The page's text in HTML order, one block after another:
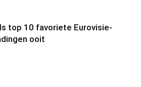
top 10 favoriete Eurovisie-
ooit